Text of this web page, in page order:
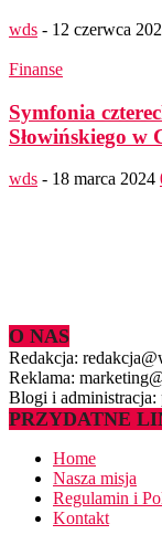
wds - 12 czerwca
Finanse
Symfonia
Słowińskiego w
wds - 18 marca 2024
O NAS
Redakcja:
Reklama:
Blogi i administracja:
PRZYDATNE
Home
Nasza misja
Regulamin i
Kontakt